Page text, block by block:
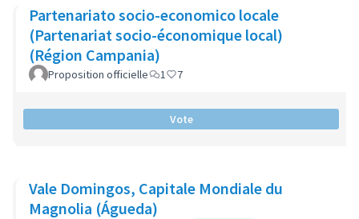
Partenariato socio-economico locale
(Partenariat socio-économique local)
(Région Campania)
Proposition officielle 1 7
Vote
Vale Domingos, Capitale Mondiale du
Magnolia (Águeda)